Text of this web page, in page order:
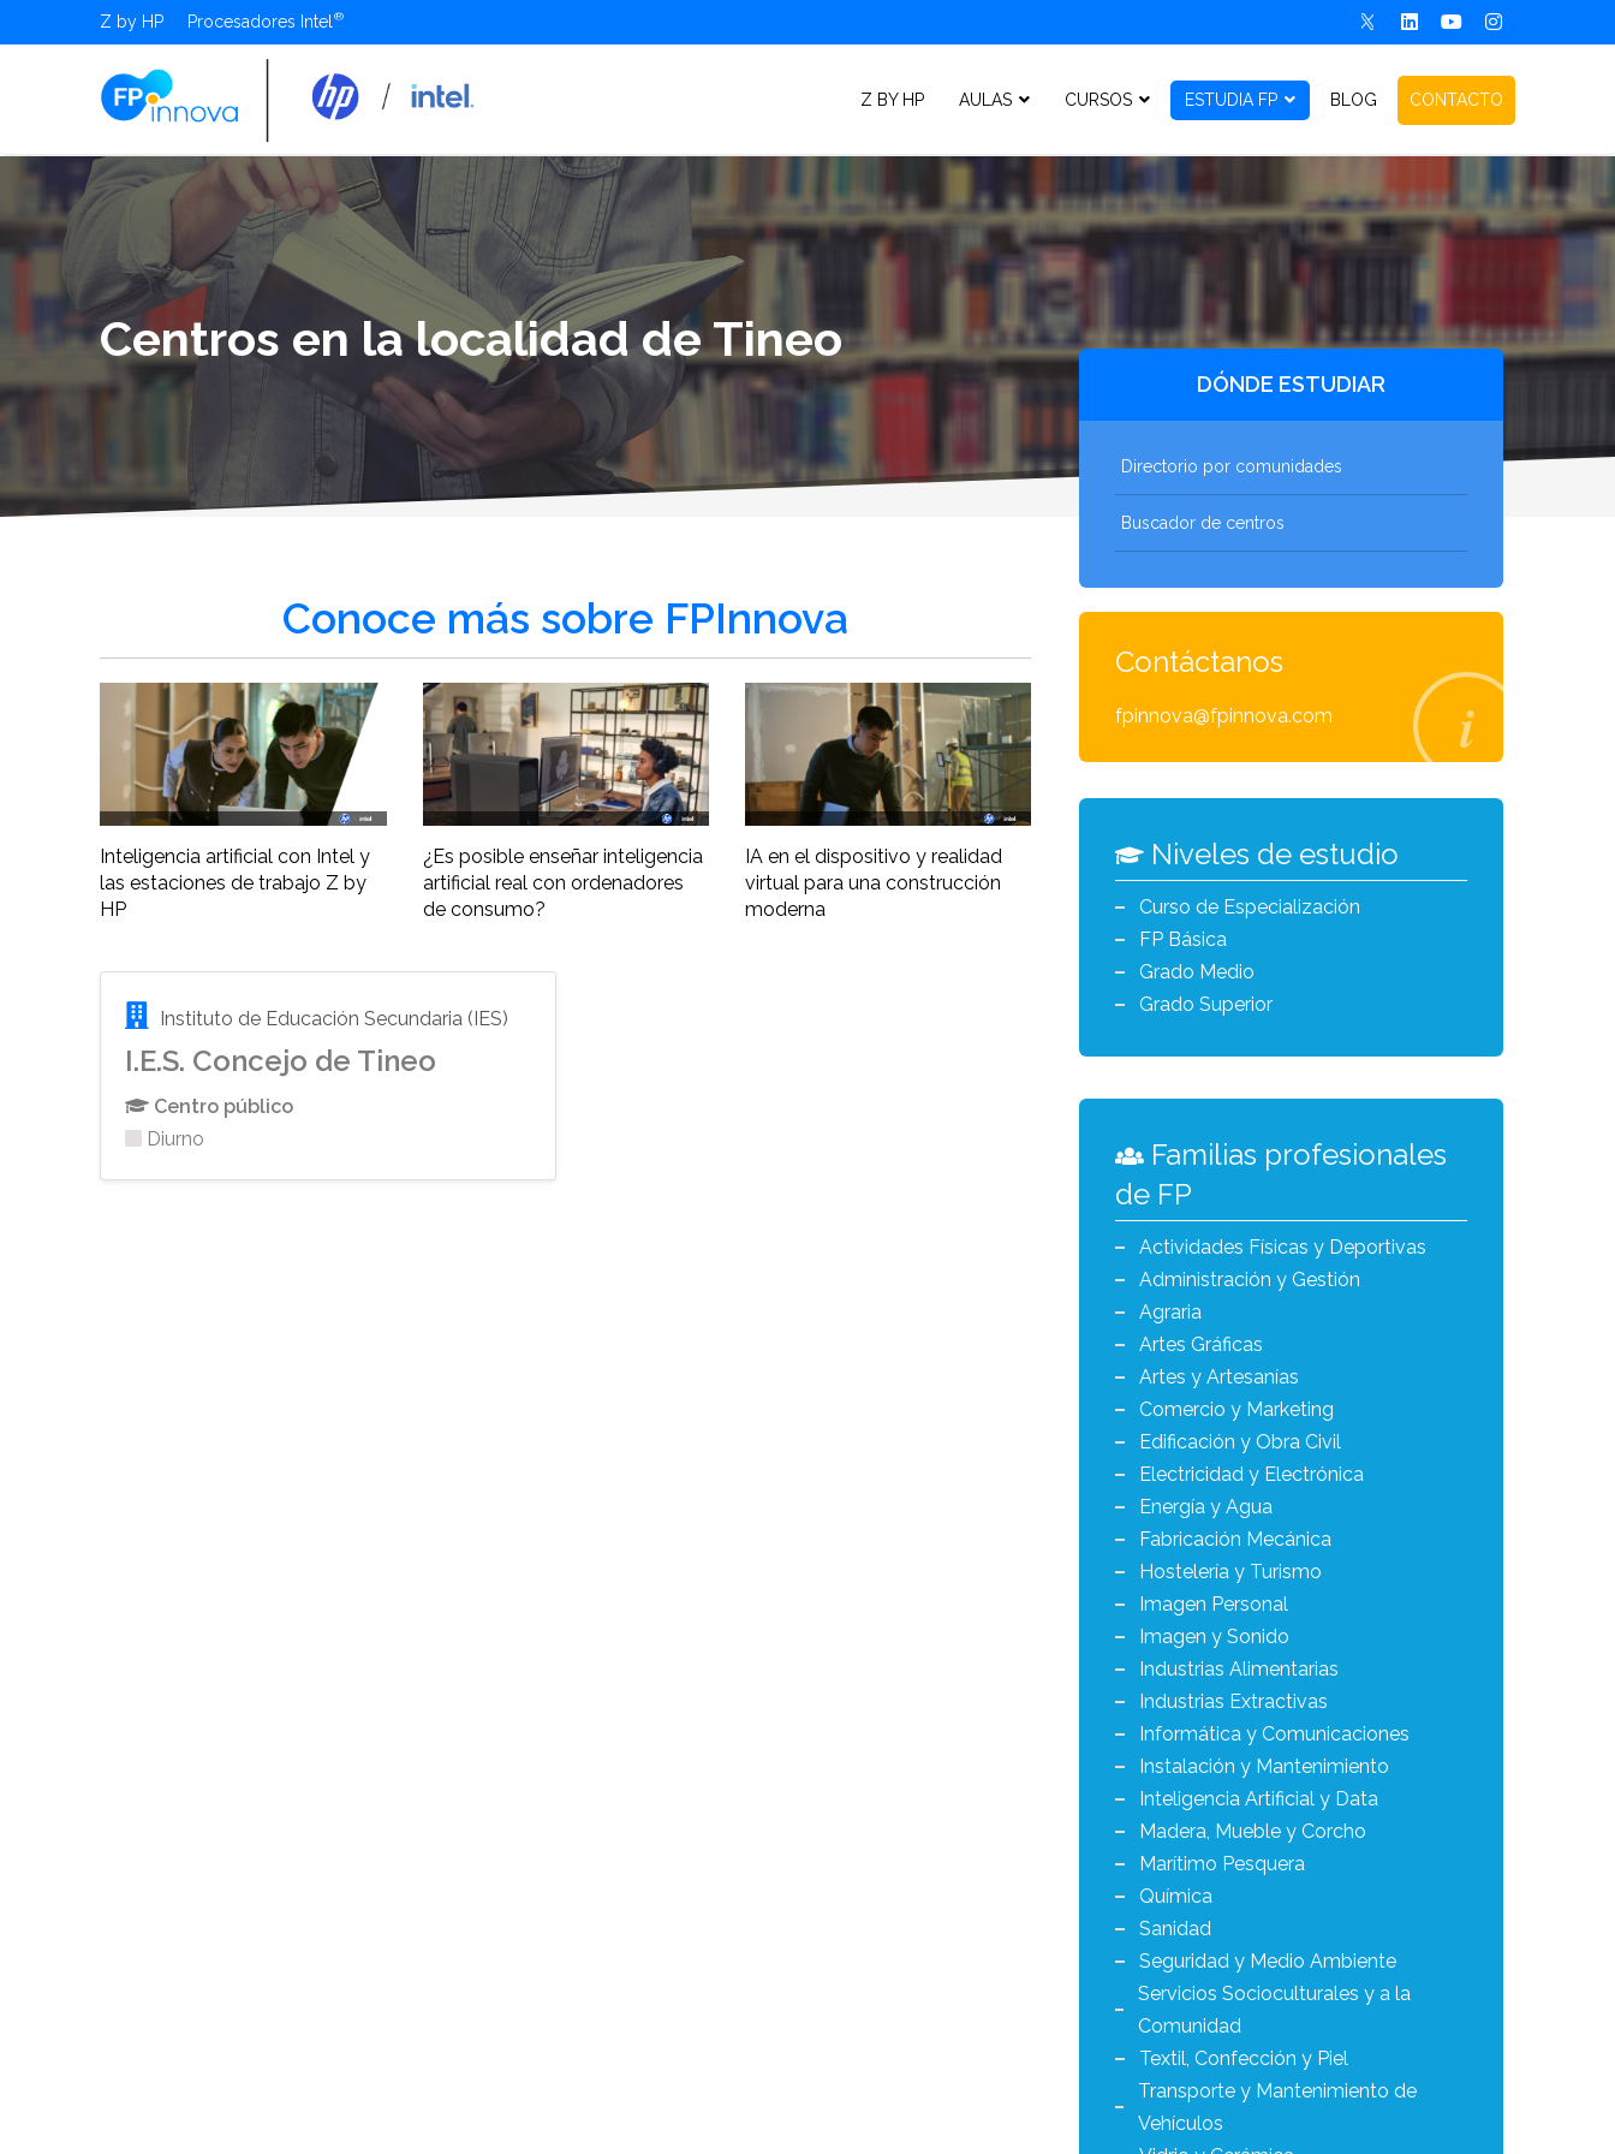
Z by HP Procesadores Intel
Z BY HP AULAS CURSOS ESTUDIA FP BLOG CONTACTO
Centros en la localidad de Tineo
Conoce más sobre FPInnova
Inteligencia artificial con Intel y
las estaciones de trabajo Z by
HP
¿Es posible enseñar inteligencia
artificial real con ordenadores
de consumo?
IA en el dispositivo y realidad
virtual para una construcción
moderna
Instituto de Educación Secundaria (IES)
I.E.S. Concejo de Tineo
Centro público
Diurno
DÓNDE ESTUDIAR
Directorio por comunidades
Buscador de centros
Contáctanos
fpinnova@fpinnova.com
Niveles de estudio
Curso de Especialización
FP Básica
Grado Medio
Grado Superior
Familias profesionales
de FP
Actividades Físicas y Deportivas
Administración y Gestión
Agraria
Artes Gráficas
Artes y Artesanías
Comercio y Marketing
Edificación y Obra Civil
Electricidad y Electrónica
Energía y Agua
Fabricación Mecánica
Hostelería y Turismo
Imagen Personal
Imagen y Sonido
Industrias Alimentarias
Industrias Extractivas
Informática y Comunicaciones
Instalación y Mantenimiento
Inteligencia Artificial y Data
Madera, Mueble y Corcho
Marítimo Pesquera
Química
Sanidad
Seguridad y Medio Ambiente
Servicios Socioculturales y a la
Comunidad
Textil, Confección y Piel
Transporte y Mantenimiento de
Vehículos